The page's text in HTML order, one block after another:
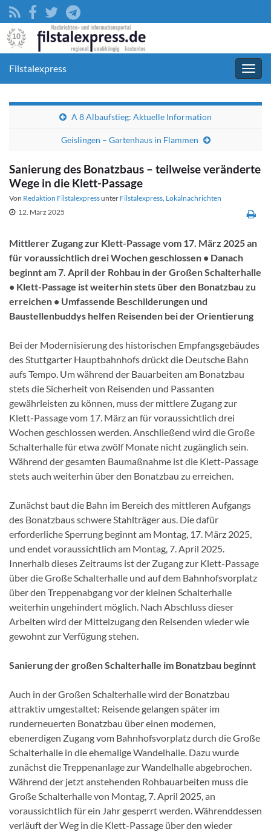
Filstalexpress
A 8 Albaufstieg: Aktuelle Information
Geislingen – Gartenhaus in Flammen
Sanierung des Bonatzbaus – teilweise veränderte
Wege in die Klett-Passage
Von Redaktion Filstalexpressunter Filstalexpress, Lokalnachrichten
12. März 2025
Mittlerer Zugang zur Klett-Passage vom 17. März 2025 an
für voraussichtlich drei Wochen geschlossen • Danach
beginnt am 7. April der Rohbau in der Großen Schalterhalle
• Klett-Passage ist weiterhin stets über den Bonatzbau zu
erreichen • Umfassende Beschilderungen und
Baustellenbuddys helfen Reisenden bei der Orientierung
Bei der Modernisierung des historischen Empfangsgebäudes
des Stuttgarter Hauptbahnhofs drückt die Deutsche Bahn
aufs Tempo. Um während der Bauarbeiten am Bonatzbau
stets die Sicherheit von Reisenden und Passanten
gewährleisten zu können, muss der mittlere Zugang zur
Klett-Passage vom 17. März an für voraussichtlich drei
Wochen geschlossen werden. Anschließend wird die Große
Schalterhalle für etwa zwölf Monate nicht zugänglich sein.
Während der gesamten Baumaßnahme ist die Klett-Passage
stets auch weiterhin über den Bonatzbau zu erreichen.
Zunächst baut die Bahn im Bereich des mittleren Aufgangs
des Bonatzbaus schwere Stahlträger aus. Die dafür
erforderliche Sperrung beginnt am Montag, 17. März 2025,
und endet voraussichtlich am Montag, 7. April 2025.
Innerhalb dieses Zeitraums ist der Zugang zur Klett-Passage
über die Große Schalterhalle und auf dem Bahnhofsvorplatz
über den Treppenabgang vor der kleinen Schalterhalle
weiterhin ungehindert möglich. Nach Abschluss dieser
Arbeiten wird der Mittelzugang den Reisenden wieder wie
gewohnt zur Verfügung stehen.
Sanierung der großen Schalterhalle im Bonatzbau beginnt
Auch in der Großen Schalterhalle wird der Bonatzbau
attraktiv umgestaltet: Reisende gelangen später im
runderneuerten Bonatzbau über einen modernen,
ebenerdigen Zugang vom Bahnhofsvorplatz durch die Große
Schalterhalle in die ehemalige Wandelhalle. Dazu wurde
zunächst die Treppenanlage zur Wandelhalle abgebrochen.
Während der jetzt anstehenden Rohbauarbeiten muss die
Große Schalterhalle von Montag, 7. April 2025, an
voraussichtlich für ein Jahr gesperrt werden. Währenddessen
verläuft der Weg in die Klett-Passage über den wieder